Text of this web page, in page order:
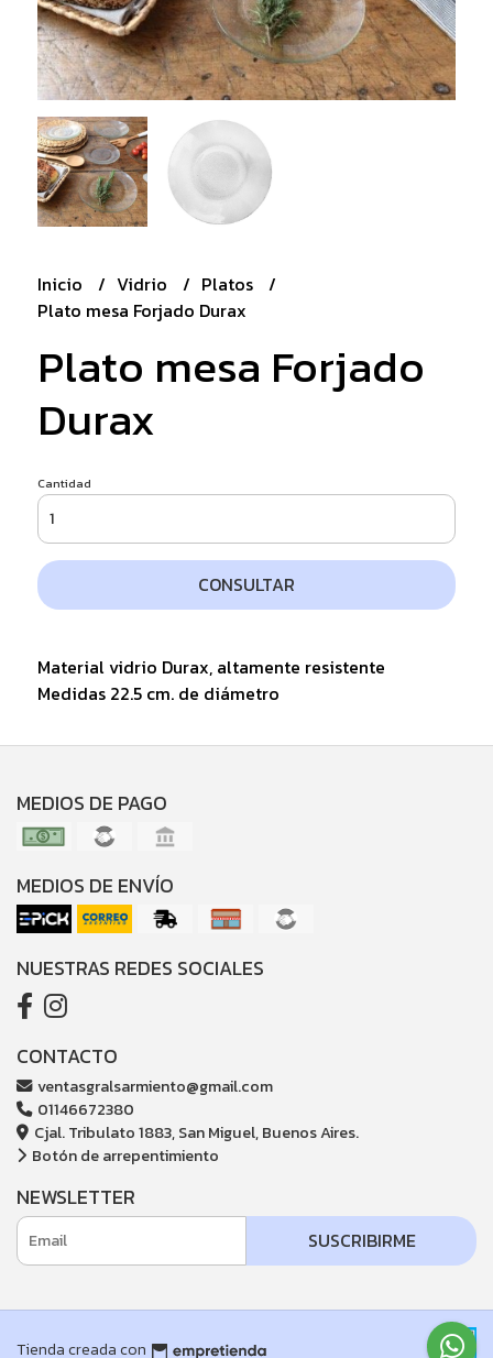
Inicio Vidrio
Platos
Plato mesa Forjado Durax
Plato mesa Forjado
Durax
Cantidad
CONSULTAR
Material vidrio Durax, altamente resistente
Medidas 22.5 cm. de diámetro
MEDIOS DE PAGO
MEDIOS DE ENVÍO
NUESTRAS REDES SOCIALES
CONTACTO
ventasgralsarmiento@gmail.com
01146672380
Cjal. Tribulato 1883, San Miguel, Buenos Aires.
Botón de arrepentimiento
NEWSLETTER
SUSCRIBIRME
Tienda creada con